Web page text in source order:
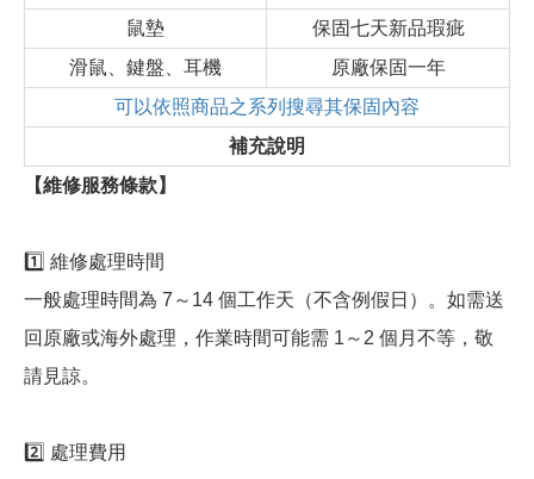
鼠墊
保固七天新品瑕疵
滑鼠、鍵盤、耳機
原廠保固一年
可以依照商品之系列搜尋其保固內容
補充說明
【維修服務條款】
1️⃣ 維修處理時間
一般處理時間為 7～14 個工作天（不含例假日）。如需送
回原廠或海外處理，作業時間可能需 1～2 個月不等，敬
請見諒。
2️⃣ 處理費用